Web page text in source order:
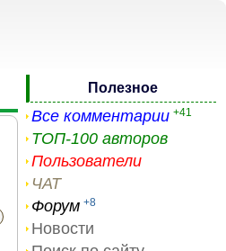
Полезное
Все комментарии +41
ТОП-100 авторов
Пользователи
ЧАТ
Форум +8
Новости